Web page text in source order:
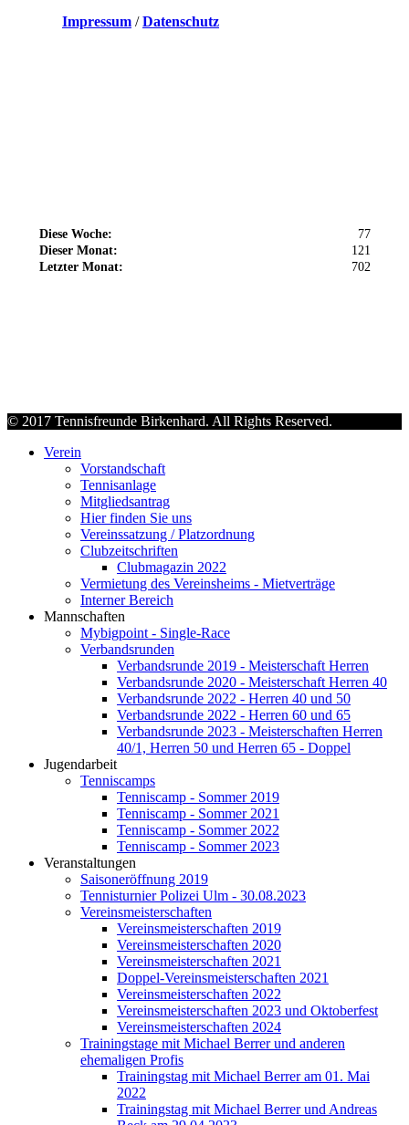
Impressum /Datenschutz
Diese Woche:
77
Dieser Monat:
121
Letzter Monat:
702
© 2017 Tennisfreunde Birkenhard. All Rights Reserved.
Verein
Vorstandschaft
Tennisanlage
Mitgliedsantrag
Hier finden Sie uns
Vereinssatzung / Platzordnung
Clubzeitschriften
Clubmagazin 2022
Vermietung des Vereinsheims - Mietverträge
Interner Bereich
Mannschaften
Mybigpoint - Single-Race
Verbandsrunden
Verbandsrunde 2019 - Meisterschaft Herren
Verbandsrunde 2020 - Meisterschaft Herren 40
Verbandsrunde 2022 - Herren 40 und 50
Verbandsrunde 2022 - Herren 60 und 65
Verbandsrunde 2023 - Meisterschaften Herren
40/1, Herren 50 und Herren 65 - Doppel
Jugendarbeit
Tenniscamps
Tenniscamp - Sommer 2019
Tenniscamp - Sommer 2021
Tenniscamp - Sommer 2022
Tenniscamp - Sommer 2023
Veranstaltungen
Saisoneröffnung 2019
Tennisturnier Polizei Ulm - 30.08.2023
Vereinsmeisterschaften
Vereinsmeisterschaften 2019
Vereinsmeisterschaften 2020
Vereinsmeisterschaften 2021
Doppel-Vereinsmeisterschaften 2021
Vereinsmeisterschaften 2022
Vereinsmeisterschaften 2023 und Oktoberfest
Vereinsmeisterschaften 2024
Trainingstage mit Michael Berrer und anderen
ehemaligen Profis
Trainingstag mit Michael Berrer am 01. Mai
2022
Trainingstag mit Michael Berrer und Andreas